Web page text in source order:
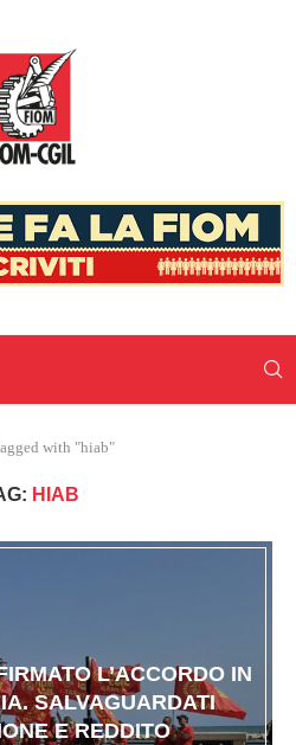
with "hiab"
HIAB
L’ACCORDO IN
SALVAGUARDATI
E REDDITO